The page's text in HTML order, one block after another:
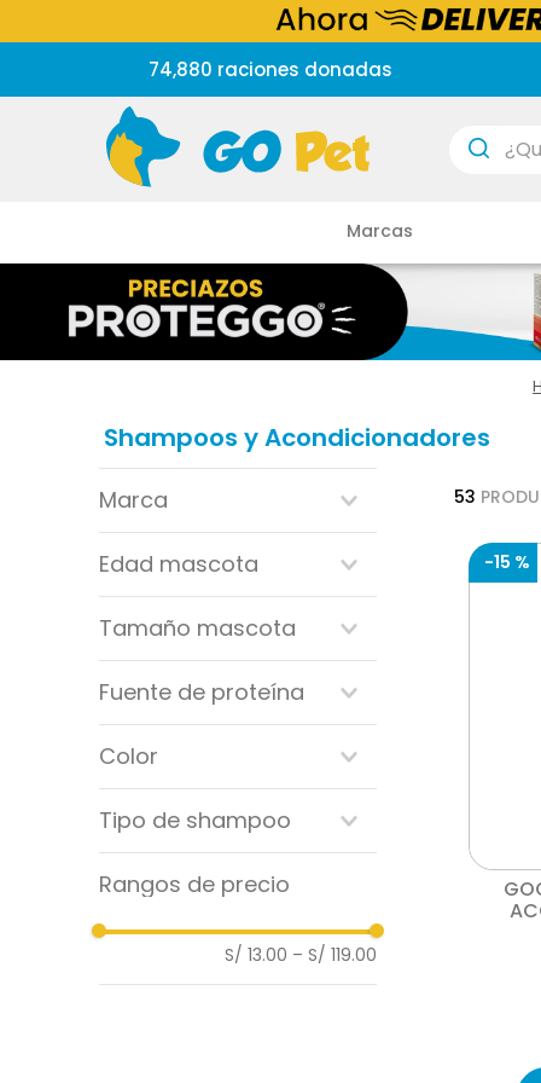
74,880 raciones donadas
¿Que
Marcas
Shampoos y Acondicionadores
Marca
vetlinex
amazonia
skindrag
drag pharma
claws & paws
ricocan
good boy
petmedica
labyes
hexocleen
ecaderm
pet-ag
fresh can
Edad mascota
senior
adulto
cachorro
Tamaño mascota
pequeño
mediano
grande
Fuente de proteína
avena
Color
blanco
Tipo de shampoo
shampoo medicados
Rangos de precio
S/ 13.00 – S/ 119.00
53
-15 %